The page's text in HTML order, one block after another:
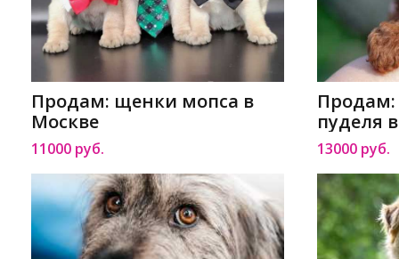
Продам: щенки мопса в
Москве
11000 руб.
пуделя
13000 руб.